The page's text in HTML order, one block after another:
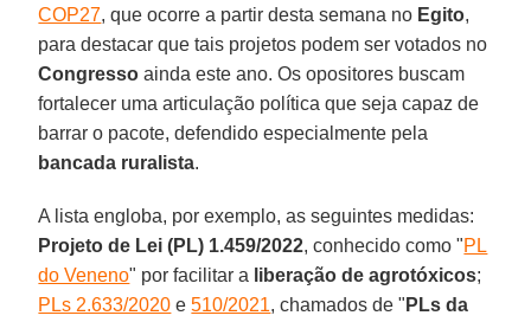
COP27, que ocorre a partir desta semana no Egito,
para destacar que tais projetos podem ser votados no
Congresso ainda este ano. Os opositores buscam
fortalecer uma articulação política que seja capaz de
barrar o pacote, defendido especialmente pela
bancada ruralista.
A lista engloba, por exemplo, as seguintes medidas:
Projeto de Lei (PL) 1.459/2022, conhecido como "PL
do Veneno" por facilitar a liberação de agrotóxicos;
PLs 2.633/2020 e510/2021, chamados de " PLs da